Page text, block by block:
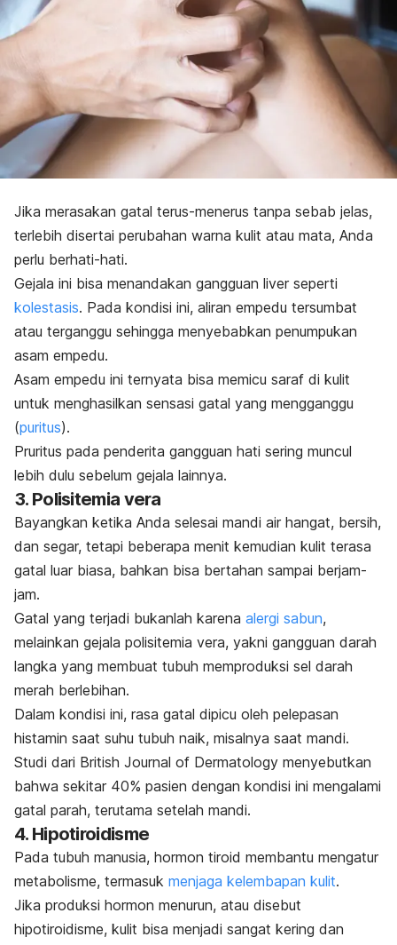
Jika merasakan gatal terus-menerus tanpa sebab jelas,
terlebih disertai perubahan warna kulit atau mata, Anda
perlu berhati-hati.
Gejala ini bisa menandakan gangguan liver seperti
kolestasis. Pada kondisi ini, aliran empedu tersumbat
atau terganggu sehingga menyebabkan penumpukan
asam empedu.
Asam empedu ini ternyata bisa memicu saraf di kulit
untuk menghasilkan sensasi gatal yang mengganggu
(puritus).
Pruritus pada penderita gangguan hati sering muncul
lebih dulu sebelum gejala lainnya.
3. Polisitemia vera
Bayangkan ketika Anda selesai mandi air hangat, bersih,
dan segar, tetapi beberapa menit kemudian kulit terasa
gatal luar biasa, bahkan bisa bertahan sampai berjam-
jam.
Gatal yang terjadi bukanlah karena alergi sabun,
melainkan gejala polisitemia vera, yakni gangguan darah
langka yang membuat tubuh memproduksi sel darah
merah berlebihan.
Dalam kondisi ini, rasa gatal dipicu oleh pelepasan
histamin saat suhu tubuh naik, misalnya saat mandi.
Studi dari British Journal of Dermatology menyebutkan
bahwa sekitar 40% pasien dengan kondisi ini mengalami
gatal parah, terutama setelah mandi.
4. Hipotiroidisme
Pada tubuh manusia, hormon tiroid membantu mengatur
metabolisme, termasuk menjaga kelembapan kulit.
Jika produksi hormon menurun, atau disebut
hipotiroidisme, kulit bisa menjadi sangat kering dan